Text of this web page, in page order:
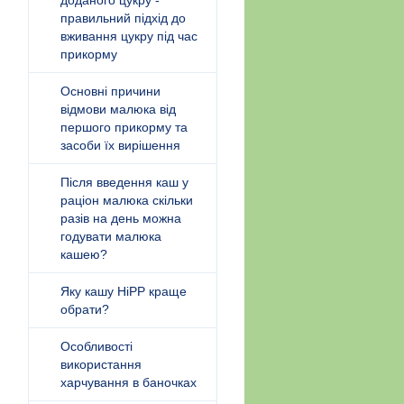
правильний підхід до
вживання цукру під час
прикорму
Основні причини
відмови малюка від
першого прикорму та
засоби їх вирішення
Після введення каш у
раціон малюка скільки
разів на день можна
годувати малюка
кашею?
Яку кашу HiPP краще
обрати?
Особливості
використання
харчування в баночках